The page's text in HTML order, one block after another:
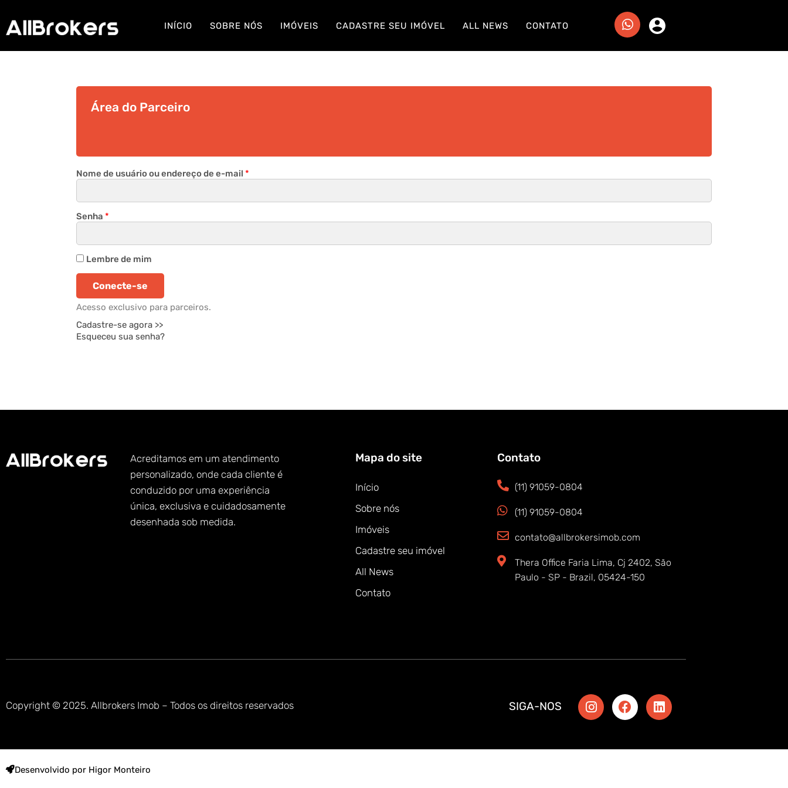
INÍCIO SOBRE NÓS IMÓVEIS CADASTRE SEU IMÓVEL ALL NEWS CONTATO
Área do Parceiro
Nome de usuário ou endereço de e-mail *
Senha *
Lembre de mim
Acesso exclusivo para parceiros.
Cadastre-se agora >>
Esqueceu sua senha?
Acreditamos em um atendimento
personalizado, onde cada cliente é
conduzido por uma experiência
única, exclusiva e cuidadosamente
desenhada sob medida.
Mapa do site
Início
Sobre nós
Imóveis
Cadastre seu imóvel
All News
Contato
Contato
(11) 91059-0804
(11) 91059-0804
contato@allbrokersimob.com
Thera Office Faria Lima, Cj 2402, São
Paulo - SP - Brazil, 05424-150
Copyright © 2025. Allbrokers Imob – Todos os direitos reservados SIGA-NOS
Desenvolvido por Higor Monteiro